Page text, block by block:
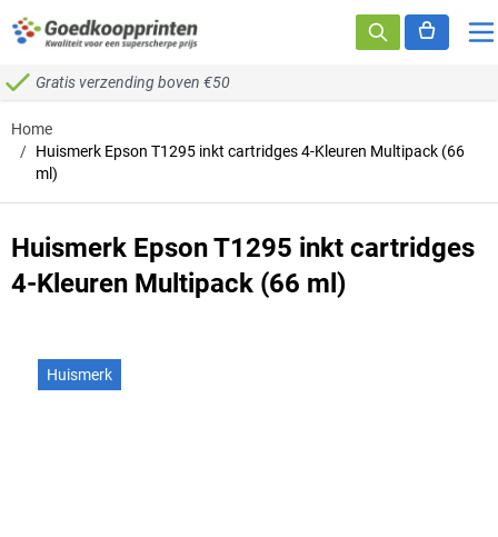
Ga naar de inhoud
Gratis verzending boven €50
Home
/ Huismerk Epson T1295 inkt cartridges 4-Kleuren Multipack (66
ml)
Huismerk Epson T1295 inkt cartridges
4-Kleuren Multipack (66 ml)
Huismerk